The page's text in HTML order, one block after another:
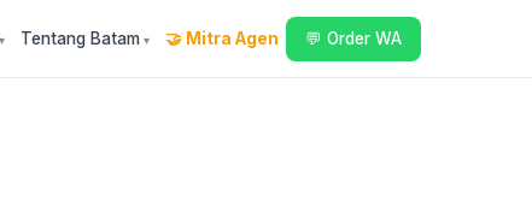
Tentang Batam 🤝 Mitra Agen 💬 Order WA